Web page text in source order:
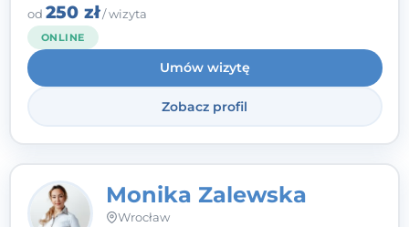
należę do Polskiego Towarzystwa
pierwszym miejscu stawiam budowanie
atmosfery bezpieczeństwa i zrozumienia w
relacjach z Klientami. Istotna dla nie jest
również koncentracja na dostępnych
zasobach.
od 250 zł/ wizyta
ONLINE
Umów wizytę
Zobacz profil
Monika Zalewska
Wrocław